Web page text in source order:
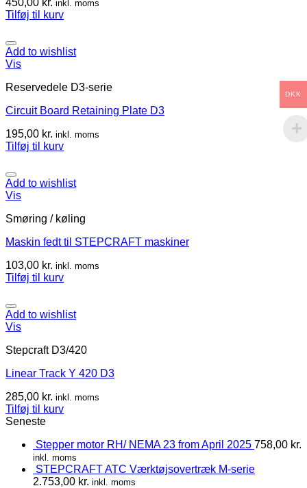
450,00 kr. inkl. moms
Tilføj til kurv
Add to wishlist
Vis
Reservedele D3-serie
Circuit Board Retaining Plate D3
195,00 kr. inkl. moms
Tilføj til kurv
Add to wishlist
Vis
Smøring / køling
Maskin fedt til STEPCRAFT maskiner
103,00 kr. inkl. moms
Tilføj til kurv
Add to wishlist
Vis
Stepcraft D3/420
Linear Track Y 420 D3
285,00 kr. inkl. moms
Tilføj til kurv
Seneste
Stepper motor RH/ NEMA 23 from April 2025 758,00 kr.
inkl. moms
STEPCRAFT ATC Værktøjsovertræk M-serie
2.753,00 kr. inkl. moms
DKK